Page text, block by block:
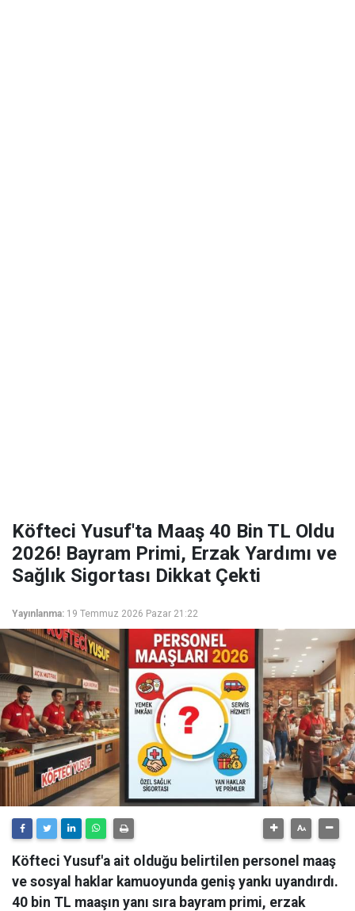
Köfteci Yusuf'ta Maaş 40 Bin TL Oldu
2026! Bayram Primi, Erzak Yardımı ve
Sağlık Sigortası Dikkat Çekti
Yayınlanma: 19 Temmuz 2026 Pazar 21:22
Köfteci Yusuf'a ait olduğu belirtilen personel maaş
ve sosyal haklar kamuoyunda geniş yankı uyandırdı.
40 bin TL maaşın yanı sıra bayram primi, erzak